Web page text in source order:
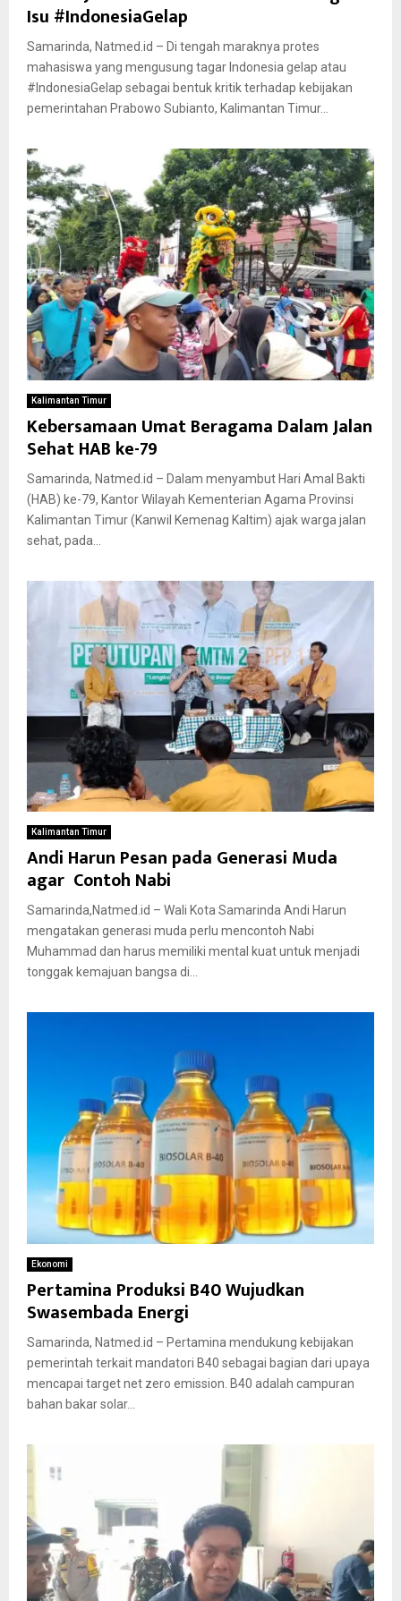
Isu #IndonesiaGelap
Samarinda, Natmed.id – Di tengah maraknya protes
mahasiswa yang mengusung tagar Indonesia gelap atau
#IndonesiaGelap sebagai bentuk kritik terhadap kebijakan
pemerintahan Prabowo Subianto, Kalimantan Timur...
Kalimantan Timur
Kebersamaan Umat Beragama Dalam Jalan
Sehat HAB ke-79
Samarinda, Natmed.id – Dalam menyambut Hari Amal Bakti
(HAB) ke-79, Kantor Wilayah Kementerian Agama Provinsi
Kalimantan Timur (Kanwil Kemenag Kaltim) ajak warga jalan
sehat, pada...
Kalimantan Timur
Andi Harun Pesan pada Generasi Muda
agar Contoh Nabi
Samarinda,Natmed.id – Wali Kota Samarinda Andi Harun
mengatakan generasi muda perlu mencontoh Nabi
Muhammad dan harus memiliki mental kuat untuk menjadi
tonggak kemajuan bangsa di...
Ekonomi
Pertamina Produksi B40 Wujudkan
Swasembada Energi
Samarinda, Natmed.id – Pertamina mendukung kebijakan
pemerintah terkait mandatori B40 sebagai bagian dari upaya
mencapai target net zero emission. B40 adalah campuran
bahan bakar solar...